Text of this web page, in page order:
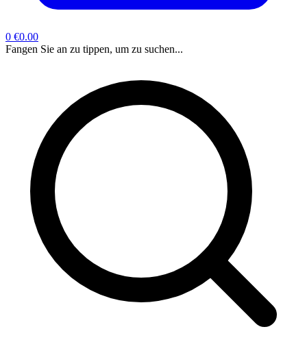
0 €0.00
Fangen Sie an zu tippen, um zu suchen...